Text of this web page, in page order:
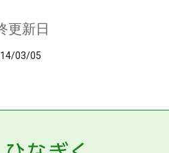
更新日
03/05